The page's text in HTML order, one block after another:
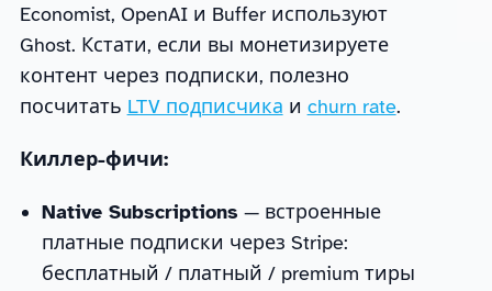
Economist, OpenAI и Buffer используют
Ghost. Кстати, если вы монетизируете
контент через подписки, полезно
посчитать LTV подписчика и churn rate.
Киллер-фичи:
Native Subscriptions — встроенные
платные подписки через Stripe:
бесплатный / платный / premium тиры